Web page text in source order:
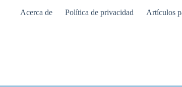
Acerca de Política de privacidad Artículos